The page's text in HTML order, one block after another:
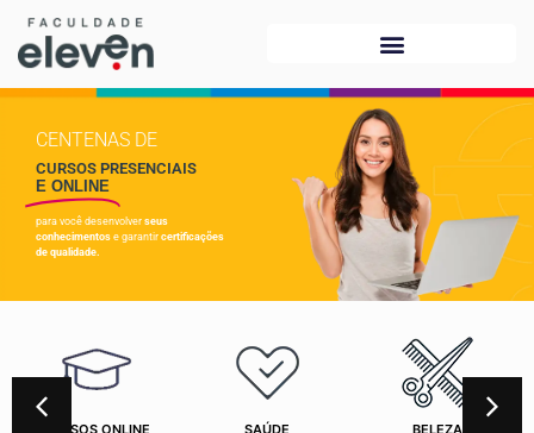
CENTENAS DE
CURSOS PRESENCIAIS
E ONLINE
para você desenvolver seus
conhecimentos e garantir certificações
de qualidade.
CURSOS ONLINE SAÚDE BELEZA